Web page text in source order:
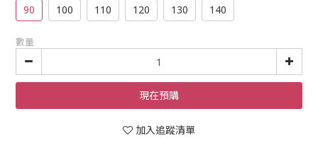
90 100 110 120 130 140
數量
現在預購
加入追蹤清單